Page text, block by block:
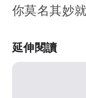
你莫名其妙
延伸閱讀